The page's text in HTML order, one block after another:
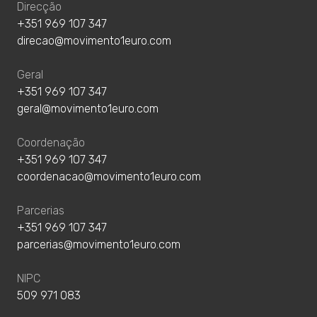
Direcção
+351 969 107 347
direcao@movimento1euro.com
Geral
+351 969 107 347
geral@movimento1euro.com
Coordenação
+351 969 107 347
coordenacao@movimento1euro.com
Parcerias
+351 969 107 347
parcerias@movimento1euro.com
NIPC
509 971 083